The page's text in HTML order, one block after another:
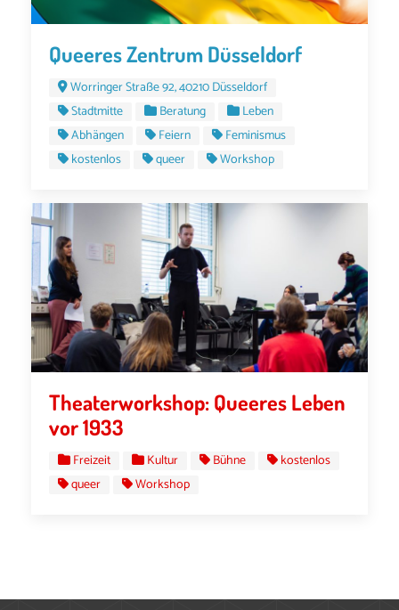
Queeres Zentrum Düsseldorf
Worringer Straße 92, 40210 Düsseldorf
Stadtmitte
Beratung
Leben
Abhängen
Feiern
Feminismus
kostenlos
queer Workshop
Theaterworkshop: Queeres Leben
vor 1933
Freizeit Kultur Bühne
kostenlos
queer
Workshop